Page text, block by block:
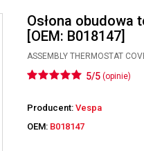
Osłona obudowa
[OEM: B018147]
ASSEMBLY THERMOSTAT
5/5 (opinie)
Producent: Vespa
OEM: B018147